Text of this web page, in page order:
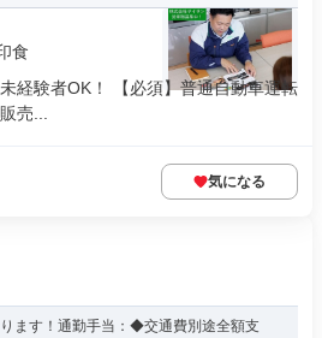
食
経験者OK！ 【必須】普通自動車運転
売...
気になる
ます！通勤手当：◆交通費別途全額支